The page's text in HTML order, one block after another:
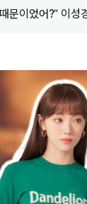
문이었어?” 이성